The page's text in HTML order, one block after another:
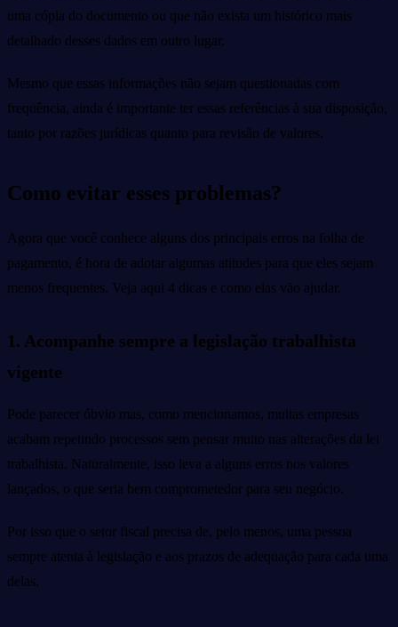
uma cópia do documento ou que não exista um histórico mais
detalhado desses dados em outro lugar.
Mesmo que essas informações não sejam questionadas com
frequência, ainda é importante ter essas referências à sua disposição,
tanto por razões jurídicas quanto para revisão de valores.
Como evitar esses problemas?
Agora que você conhece alguns dos principais erros na folha de
pagamento, é hora de adotar algumas atitudes para que eles sejam
menos frequentes. Veja aqui 4 dicas e como elas vão ajudar.
1. Acompanhe sempre a legislação trabalhista
vigente
Pode parecer óbvio mas, como mencionamos, muitas empresas
acabam repetindo processos sem pensar muito nas alterações da lei
trabalhista. Naturalmente, isso leva a alguns erros nos valores
lançados, o que seria bem comprometedor para seu negócio.
Por isso que o setor fiscal precisa de, pelo menos, uma pessoa
sempre atenta à legislação e aos prazos de adequação para cada uma
delas.